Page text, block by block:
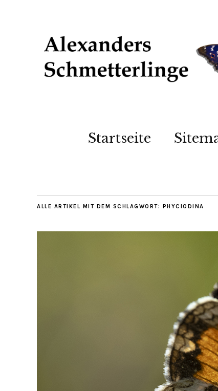
Startseite
ALLE ARTIKEL MIT DEM SCHLAGWORT: PHYCIODINA